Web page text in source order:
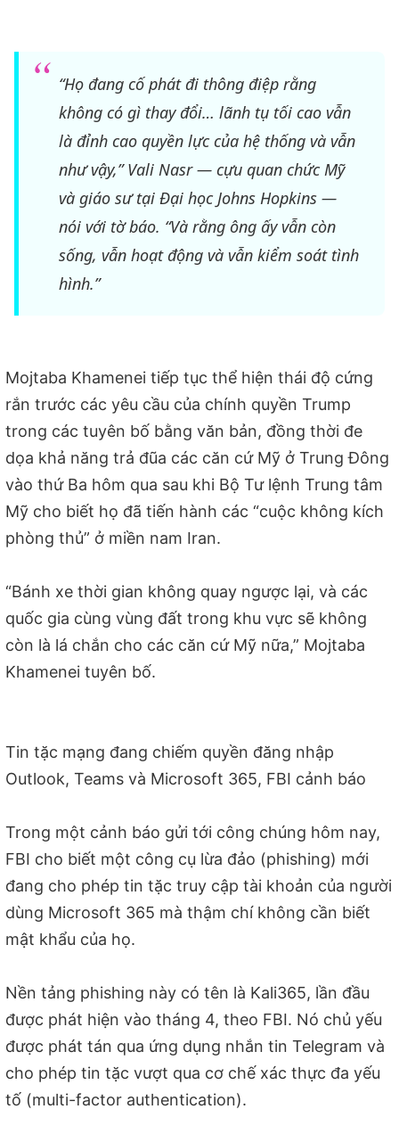
“Họ đang cố phát đi thông điệp rằng
không có gì thay đổi… lãnh tụ tối cao vẫn
là đỉnh cao quyền lực của hệ thống và vẫn
như vậy,” Vali Nasr — cựu quan chức Mỹ
và giáo sư tại Đại học Johns Hopkins —
nói với tờ báo. “Và rằng ông ấy vẫn còn
sống, vẫn hoạt động và vẫn kiểm soát tình
hình.”
Mojtaba Khamenei tiếp tục thể hiện thái độ cứng
rắn trước các yêu cầu của chính quyền Trump
trong các tuyên bố bằng văn bản, đồng thời đe
dọa khả năng trả đũa các căn cứ Mỹ ở Trung Đông
vào thứ Ba hôm qua sau khi Bộ Tư lệnh Trung tâm
Mỹ cho biết họ đã tiến hành các “cuộc không kích
phòng thủ” ở miền nam Iran.
“Bánh xe thời gian không quay ngược lại, và các
quốc gia cùng vùng đất trong khu vực sẽ không
còn là lá chắn cho các căn cứ Mỹ nữa,” Mojtaba
Khamenei tuyên bố.
Tin tặc mạng đang chiếm quyền đăng nhập
Outlook, Teams và Microsoft 365, FBI cảnh báo
Trong một cảnh báo gửi tới công chúng hôm nay,
FBI cho biết một công cụ lừa đảo (phishing) mới
đang cho phép tin tặc truy cập tài khoản của người
dùng Microsoft 365 mà thậm chí không cần biết
mật khẩu của họ.
Nền tảng phishing này có tên là Kali365, lần đầu
được phát hiện vào tháng 4, theo FBI. Nó chủ yếu
được phát tán qua ứng dụng nhắn tin Telegram và
cho phép tin tặc vượt qua cơ chế xác thực đa yếu
tố (multi-factor authentication).